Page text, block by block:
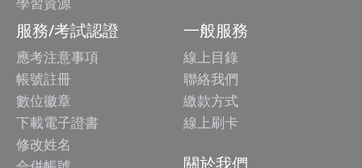
服務/考試認證
應考注意事項
帳號註冊
數位徽章
下載電子證書
修改姓名
一般服務
線上目錄
聯絡我們
繳款方式
線上刷卡